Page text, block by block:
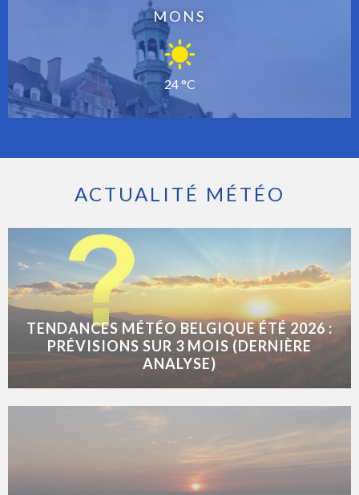
MONS
24 °C
ACTUALITÉ MÉTÉO
TENDANCES MÉTÉO BELGIQUE ÉTÉ 2026 :
PRÉVISIONS SUR 3 MOIS (DERNIÈRE
ANALYSE)